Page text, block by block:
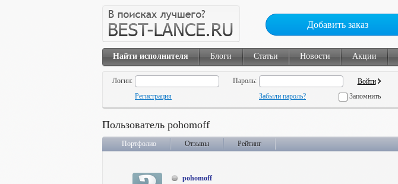
Добавить заказ
Найти исполнителя Блоги Статьи Новости Акции
Логин:
Пароль:
Регистрация
Забыли пароль? Запомнить
Пользователь pohomoff
Портфолио Отзывы Рейтинг
pohomoff